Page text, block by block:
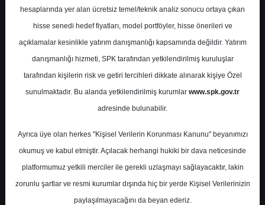
VAKBN- TÜRKİYE VAKIFLAR
BANKASI T.A.O.
Hedef Fiyat 21.92 ₺
Getiri
%0.00
0 1
hesaplarında yer alan ücretsiz temel/teknik analiz sonucu ortaya çıkan
hisse senedi hedef fiyatları, model portföyler, hisse önerileri ve
açıklamalar kesinlikle yatırım danışmanlığı kapsamında değildir. Yatırım
danışmanlığı hizmeti, SPK tarafından yetkilendirilmiş kuruluşlar
tarafından kişilerin risk ve getiri tercihleri dikkate alınarak kişiye Özel
sunulmaktadır. Bu alanda yetkilendirilmiş kurumlar www.spk.gov.tr
adresinde bulunabilir.
Ayrıca üye olan herkes "Kişisel Verilerin Korunması Kanunu" beyanımızı
okumuş ve kabul etmiştir. Açılacak herhangi hukiki bir dava neticesinde
platformumuz yetkili merciler ile gerekli uzlaşmayı sağlayacaktır, lakin
zorunlu şartlar ve resmi kurumlar dışında hiç bir yerde Kişisel Verilerinizin
paylaşılmayacağını da beyan ederiz.